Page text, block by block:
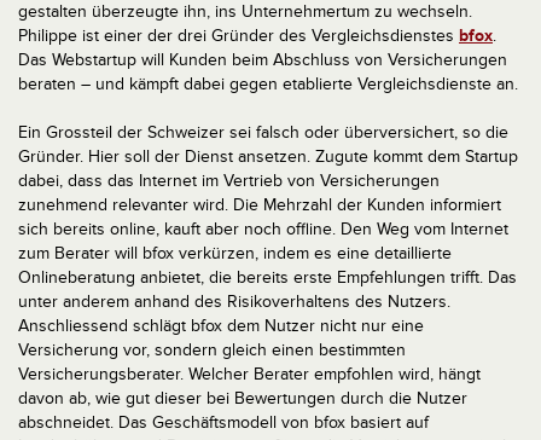
gestalten überzeugte ihn, ins Unternehmertum zu wechseln.
Philippe ist einer der drei Gründer des Vergleichsdienstes bfox.
Das Webstartup will Kunden beim Abschluss von Versicherungen
beraten – und kämpft dabei gegen etablierte Vergleichsdienste an.
Ein Grossteil der Schweizer sei falsch oder überversichert, so die
Gründer. Hier soll der Dienst ansetzen. Zugute kommt dem Startup
dabei, dass das Internet im Vertrieb von Versicherungen
zunehmend relevanter wird. Die Mehrzahl der Kunden informiert
sich bereits online, kauft aber noch offline. Den Weg vom Internet
zum Berater will bfox verkürzen, indem es eine detaillierte
Onlineberatung anbietet, die bereits erste Empfehlungen trifft. Das
unter anderem anhand des Risikoverhaltens des Nutzers.
Anschliessend schlägt bfox dem Nutzer nicht nur eine
Versicherung vor, sondern gleich einen bestimmten
Versicherungsberater. Welcher Berater empfohlen wird, hängt
davon ab, wie gut dieser bei Bewertungen durch die Nutzer
abschneidet. Das Geschäftsmodell von bfox basiert auf